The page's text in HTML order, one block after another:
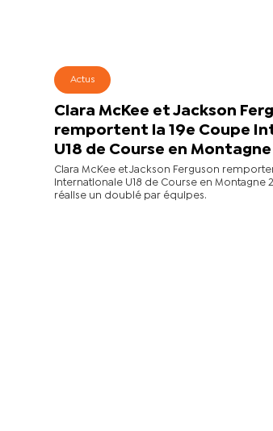
Actus
Clara McKee et Jackson
remportent la 19e Coupe
U18 de Course en
Clara McKee et Jackson Ferguson
Internationale U18 de Course en Montagne
réalise un doublé par équipes.